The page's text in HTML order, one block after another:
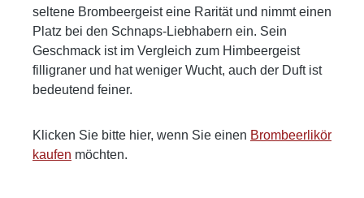
seltene Brombeergeist eine Rarität und nimmt einen
Platz bei den Schnaps-Liebhabern ein. Sein
Geschmack ist im Vergleich zum Himbeergeist
filligraner und hat weniger Wucht, auch der Duft ist
bedeutend feiner.
Klicken Sie bitte hier, wenn Sie einen Brombeerlikör
kaufen möchten.